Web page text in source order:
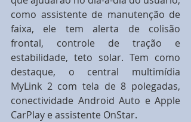
como assistente de manutenção de
faixa, ele tem alerta de colisão
frontal, controle de tração e
estabilidade, teto solar. Tem como
destaque, o central multimídia
MyLink 2 com tela de 8 polegadas,
conectividade Android Auto e Apple
CarPlay e assistente OnStar.